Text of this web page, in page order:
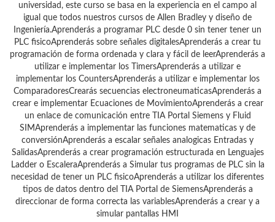
universidad, este curso se basa en la experiencia en el campo al
igual que todos nuestros cursos de Allen Bradley y diseño de
Ingeniería.Aprenderás a programar PLC desde 0 sin tener tener un
PLC fisicoAprenderás sobre señales digitalesAprenderás a crear tu
programación de forma ordenada y clara y fácil de leerAprenderás a
utilizar e implementar los TimersAprenderás a utilizar e
implementar los CountersAprenderás a utilizar e implementar los
ComparadoresCrearás secuencias electroneumaticasAprenderás a
crear e implementar Ecuaciones de MovimientoAprenderás a crear
un enlace de comunicación entre TIA Portal Siemens y Fluid
SIMAprenderás a implementar las funciones matematicas y de
conversiónAprenderás a escalar señales analogicas Entradas y
SalidasAprenderás a crear programación estructurada en Lenguajes
Ladder o EscaleraAprenderás a Simular tus programas de PLC sin la
necesidad de tener un PLC fisicoAprenderás a utilizar los diferentes
tipos de datos dentro del TIA Portal de SiemensAprenderás a
direccionar de forma correcta las variablesAprenderás a crear y a
simular pantallas HMI